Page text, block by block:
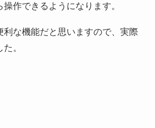
操作できるようになります。
利な機能だと思いますので、実際
。